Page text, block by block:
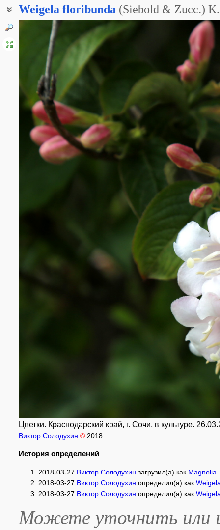
Weigela floribunda (Siebold & Zucc.)
Цветки. Краснодарский край, г. Сочи, в культуре.
Виктор Солодухин © 2018
История определений
2018-03-27 Виктор Солодухин загрузил(а) как Magnolia
2018-03-27 Виктор Солодухин определил(а) как
2018-03-27 Виктор Солодухин определил(а) как
Можете уточнить или